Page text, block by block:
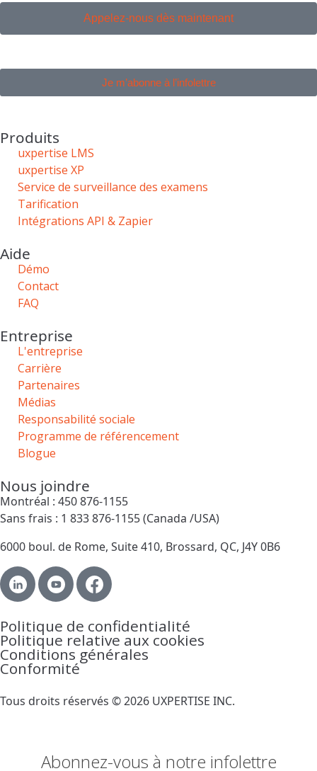
Appelez-nous dès maintenant
Je m’abonne à l’infolettre
Produits
uxpertise LMS
uxpertise XP
Service de surveillance des examens
Tarification
Intégrations API & Zapier
Aide
Démo
Contact
FAQ
Entreprise
L'entreprise
Carrière
Partenaires
Médias
Responsabilité sociale
Programme de référencement
Blogue
Nous joindre
Montréal : 450 876-1155
Sans frais : 1 833 876-1155 (Canada /USA)
6000 boul. de Rome, Suite 410, Brossard, QC, J4Y 0B6
Politique de confidentialité
Politique relative aux cookies
Conditions générales
Conformité
Tous droits réservés © 2026 UXPERTISE INC.
Abonnez-vous à notre infolettre